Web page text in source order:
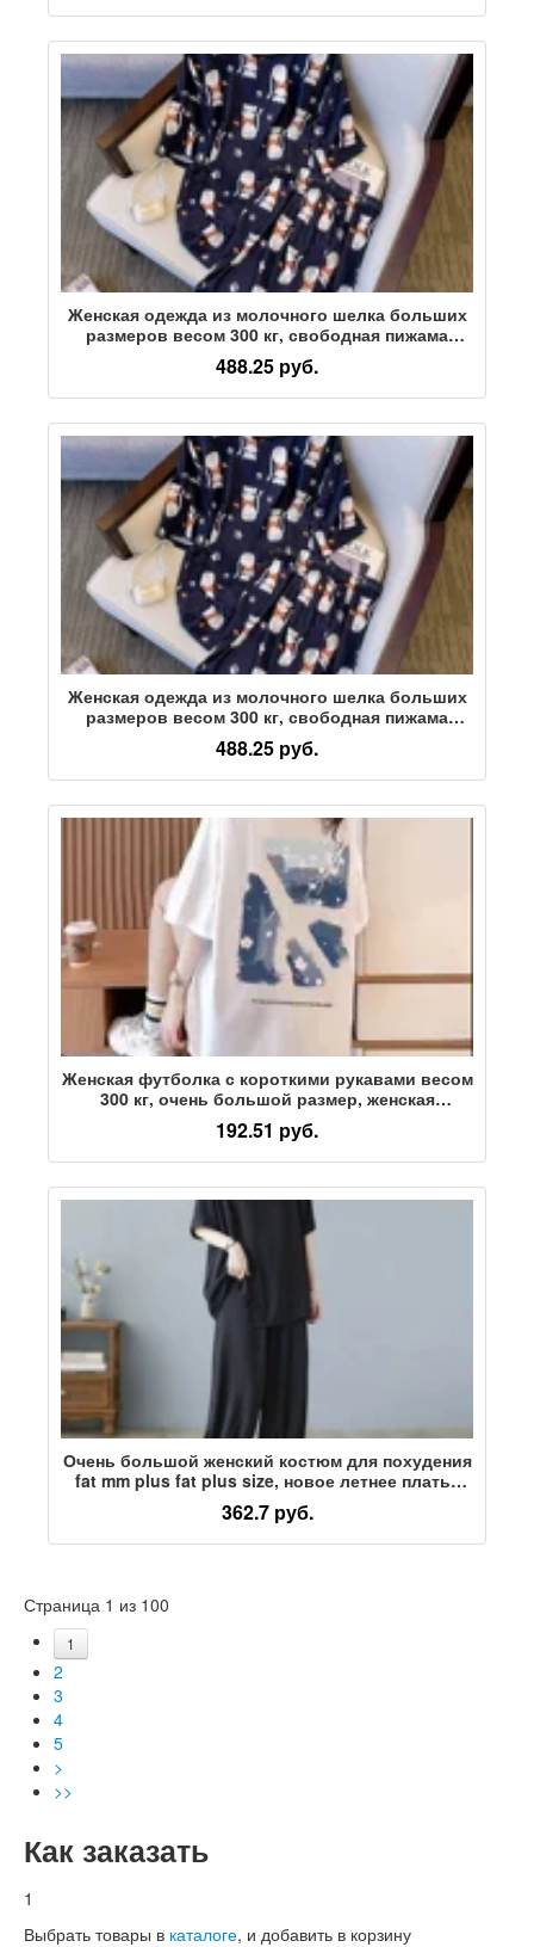
Женская одежда из молочного шелка больших
размеров весом 300 кг, свободная пижама
большого размера, костюм для домашнего
использования весом 200-350 кг
488.25 руб.
Женская одежда из молочного шелка больших
размеров весом 300 кг, свободная пижама
большого размера, костюм для домашнего
использования весом 200-350 кг
488.25 руб.
Женская футболка с короткими рукавами весом
300 кг, очень большой размер, женская
свободная футболка весом 200 кг, мм плюс
размер, летняя футболка весом 240 кг
192.51 руб.
Очень большой женский костюм для похудения
fat mm plus fat plus size, новое летнее платье
большого размера весом 300 кг, спортивный
костюм-двойка для отдыха
362.7 руб.
Страница 1 из 100
1
2
3
4
5
>
>>
Как заказать
1
Выбрать товары в каталоге, и добавить в корзину